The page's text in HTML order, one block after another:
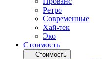
Ретро
Современные
Хай-тек
Эко
Стоимость
Стоимость